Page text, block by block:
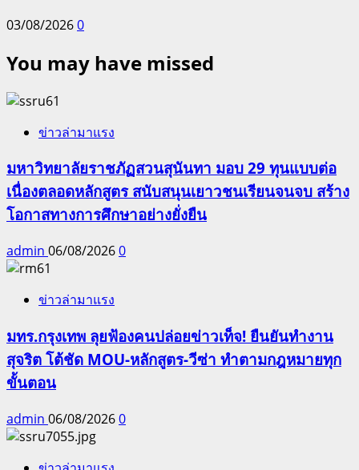
03/08/20260
You may have missed
ข่าวล่ามาแรง
มหาวิทยาลัยราชภัฏสวนสุนันทา มอบ 29 ทุนแบบต่อ
เนื่องตลอดหลักสูตร สนับสนุนเยาวชนเรียนจนจบ สร้าง
โอกาสทางการศึกษาอย่างยั่งยืน
admin 06/08/20260
ข่าวล่ามาแรง
มทร.กรุงเทพ ลุยฟ้องคนปล่อยข่าวเท็จ! ยืนยันทำงาน
สุจริต โต้ชัด MOU-หลักสูตร-วีซ่า ทำตามกฎหมายทุก
ขั้นตอน
admin 06/08/20260